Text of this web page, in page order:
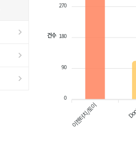
270
180
90
0
건수
이젠터치/토이